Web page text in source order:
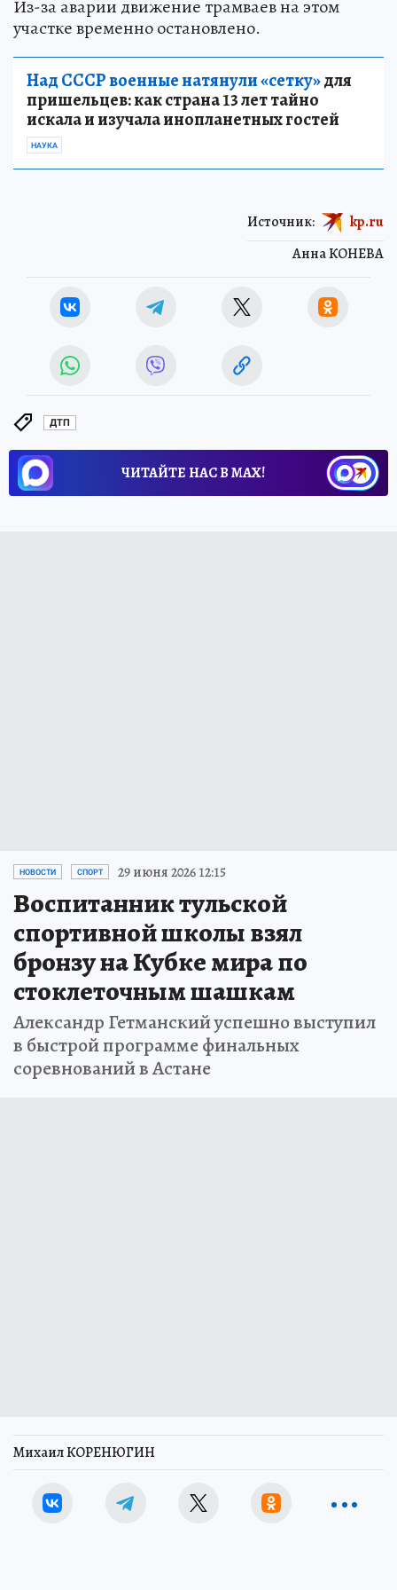
Из-за аварии движение трамваев на этом
участке временно остановлено.
Над СССР военные натянули «сетку»для
пришельцев: как страна 13 лет тайно
искала и изучала инопланетных гостей
НАУКА
Анна КОНЕВА
Источник: kp.ru
ДТП
ЧИТАЙТЕ НАС В МАХ!
НОВОСТИ СПОРТ 29 июня 2026 12:15
Воспитанник тульской
спортивной школы взял
бронзу на Кубке мира по
стоклеточным шашкам
Александр Гетманский успешно выступил
в быстрой программе финальных
соревнований в Астане
Михаил КОРЕНЮГИН